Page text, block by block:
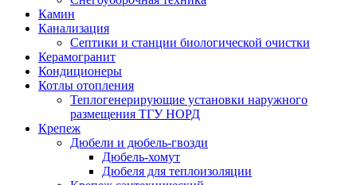
Камин
Канализация
Септики и станции биологической очистки
Керамогранит
Кондиционеры
Котлы отопления
Теплогенерирующие установки наружного
размещения ТГУ НОРД
Крепеж
Дюбели и дюбель-гвозди
Дюбель-хомут
Дюбеля для теплоизоляции